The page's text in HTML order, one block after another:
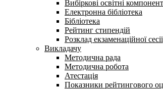
Вибіркові освітні
Електронна бібліотека
Бібліотека
Рейтинг стипендій
Розклад екзаменаційної сесії
Викладачу
Методична рада
Методична робота
Атестація
Показники рейтингового